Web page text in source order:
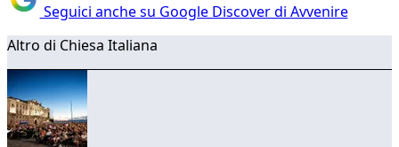
Seguici anche su Google Discover di Avvenire
Altro di Chiesa Italiana